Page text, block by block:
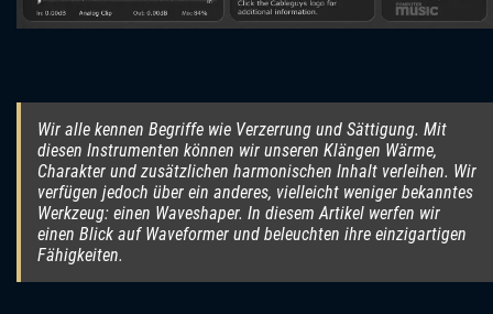
Wir alle kennen Begriffe wie Verzerrung und Sättigung. Mit
diesen Instrumenten können wir unseren Klängen Wärme,
Charakter und zusätzlichen harmonischen Inhalt verleihen. Wir
verfügen jedoch über ein anderes, vielleicht weniger bekanntes
Werkzeug: einen Waveshaper. In diesem Artikel werfen wir
einen Blick auf Waveformer und beleuchten ihre einzigartigen
Fähigkeiten.